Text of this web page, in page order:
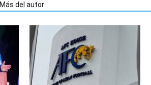
Más del autor